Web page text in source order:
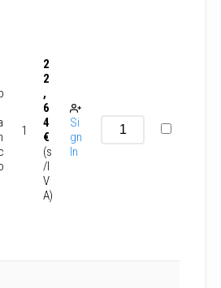
1
2
2
,
6
4
€
(s
/I
V
A)
Si
gn
In